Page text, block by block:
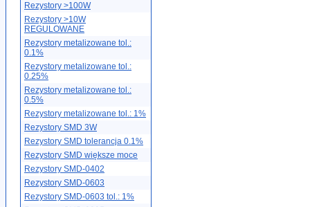
Rezystory >100W
Rezystory >10W
REGULOWANE
Rezystory metalizowane tol.:
0.1%
Rezystory metalizowane tol.:
0.25%
Rezystory metalizowane tol.:
0.5%
Rezystory metalizowane tol.: 1%
Rezystory SMD 3W
Rezystory SMD tolerancja 0.1%
Rezystory SMD większe moce
Rezystory SMD-0402
Rezystory SMD-0603
Rezystory SMD-0603 tol.: 1%